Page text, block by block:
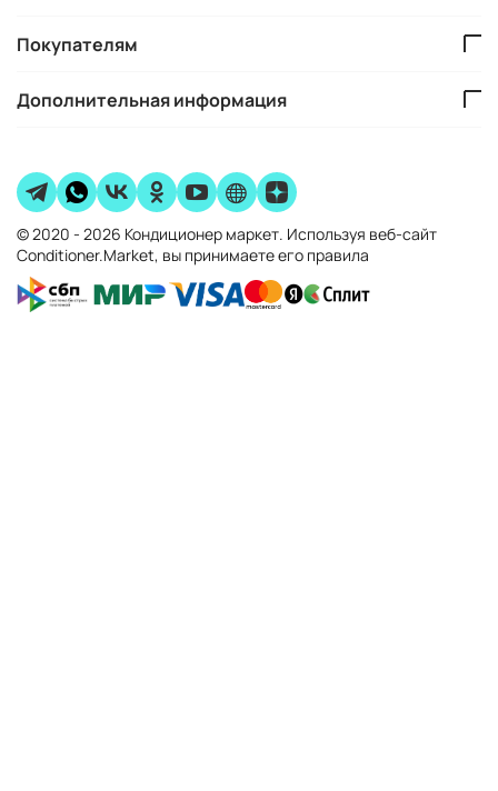
Покупателям
Дополнительная информация
© 2020 - 2026 Кондиционер маркет. Используя веб-сайт
Conditioner.Market, вы принимаете его правила